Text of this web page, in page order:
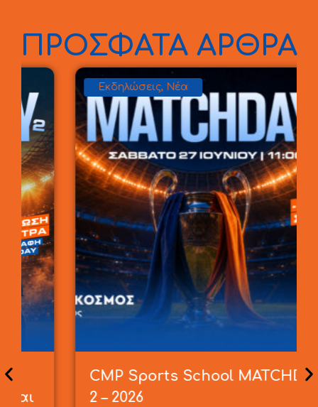
ΠΡΟΣΦΑΤΑ ΑΡΘΡΑ
Εκδηλώσεις,Νέα
CMP Sports School MATCHDAY
2 – 2026